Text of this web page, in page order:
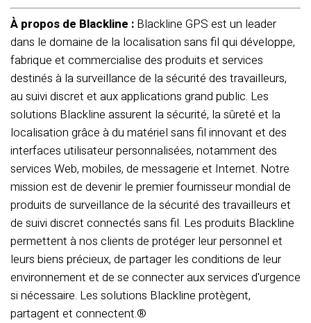
À propos de Blackline : Blackline GPS est un leader
dans le domaine de la localisation sans fil qui développe,
fabrique et commercialise des produits et services
destinés à la surveillance de la sécurité des travailleurs,
au suivi discret et aux applications grand public. Les
solutions Blackline assurent la sécurité, la sûreté et la
localisation grâce à du matériel sans fil innovant et des
interfaces utilisateur personnalisées, notamment des
services Web, mobiles, de messagerie et Internet. Notre
mission est de devenir le premier fournisseur mondial de
produits de surveillance de la sécurité des travailleurs et
de suivi discret connectés sans fil. Les produits Blackline
permettent à nos clients de protéger leur personnel et
leurs biens précieux, de partager les conditions de leur
environnement et de se connecter aux services d'urgence
si nécessaire. Les solutions Blackline protègent,
partagent et connectent.®